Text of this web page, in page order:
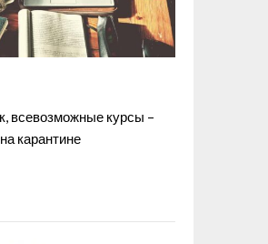
всевозможные курсы –
карантине